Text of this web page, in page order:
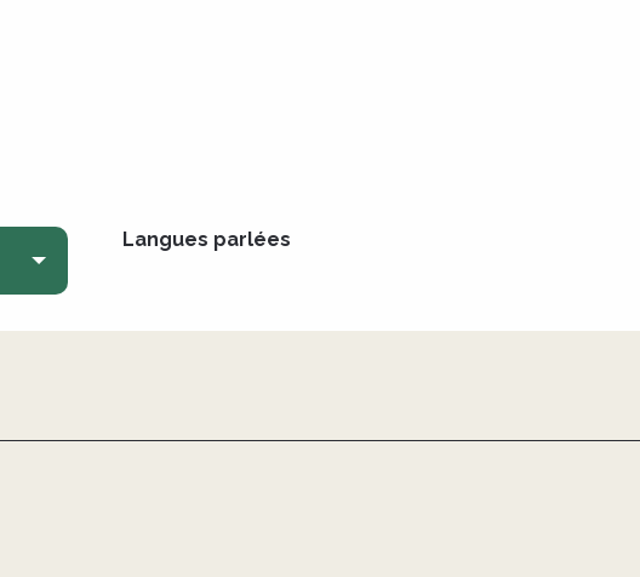
Langues parlées
Langues parlées